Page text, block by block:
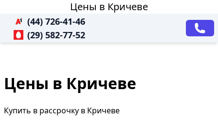
Цены в Кричеве
(44) 726-41-46
(29) 582-77-52
Цены в Кричеве
Купить в рассрочку в Кричеве